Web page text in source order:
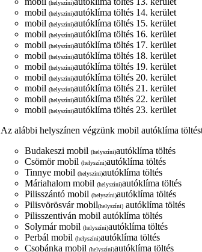
(helyszíni)
mobil (helyszíni)autóklíma töltés 14. kerület
mobil (helyszíni)autóklíma töltés 15. kerület
mobil (helyszíni)autóklíma töltés 16. kerület
mobil (helyszíni)autóklíma töltés 17. kerület
mobil (helyszíni)autóklíma töltés 18. kerület
mobil (helyszíni)autóklíma töltés 19. kerület
mobil (helyszíni)autóklíma töltés 20. kerület
mobil (helyszíni)autóklíma töltés 21. kerület
mobil (helyszíni)autóklíma töltés 22. kerület
mobil (helyszíni)autóklíma töltés 23. kerület
Az alábbi helyszínen végzünk mobil autóklíma
Budakeszi mobil (helyszíni)autóklíma töltés
Csömör mobil (helyszíni)autóklíma töltés
Tinnye mobil (helyszíni)autóklíma töltés
Máriahalom mobil (helyszíni)autóklíma töltés
Pilisszántó mobil (helyszíni)autóklíma töltés
Pilisvörösvár mobil(helyszíni) autóklíma töltés
Pilisszentiván mobil autóklíma töltés
Solymár mobil (helyszíni)autóklíma töltés
Perbál mobil (helyszíni)autóklíma töltés
Csobánka mobil (helyszíni)autóklíma töltés